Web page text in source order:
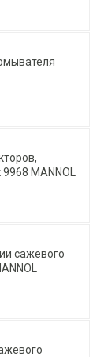
MANNOL
сажевого